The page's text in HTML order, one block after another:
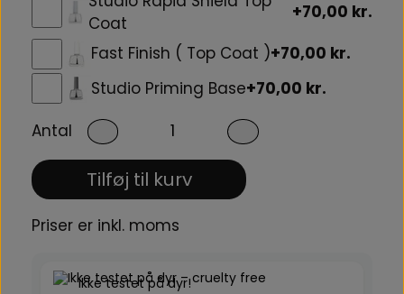
Coat
+70,00 kr.
Fast Finish ( Top Coat )+70,00 kr.
Studio Priming Base+70,00 kr.
Antal
Tilføj til kurv
Priser er inkl. moms
Ikke testet på dyr!